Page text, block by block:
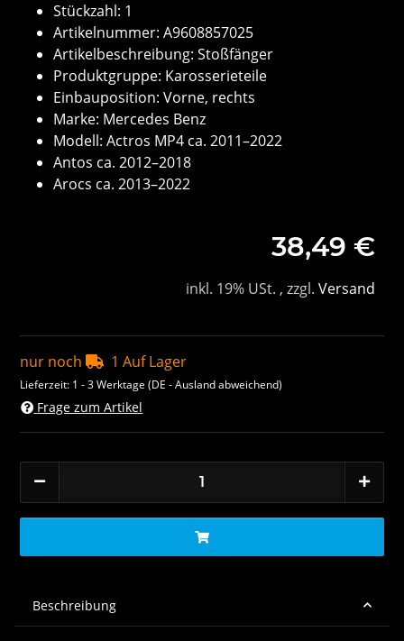
Stückzahl: 1
Artikelnummer: A9608857025
Artikelbeschreibung: Stoßfänger
Produktgruppe: Karosserieteile
Einbauposition: Vorne, rechts
Marke: Mercedes Benz
Modell: Actros MP4 ca. 2011–2022
Antos ca. 2012–2018
Arocs ca. 2013–2022
38,49 €
inkl. 19% USt. , zzgl. Versand
nur noch 1 Auf Lager
Lieferzeit: 1 - 3 Werktage(DE - Ausland abweichend)
Frage zum Artikel
Beschreibung